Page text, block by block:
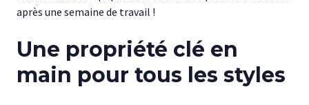
après une semaine de travail !
Une propriété clé en
main pour tous les styles